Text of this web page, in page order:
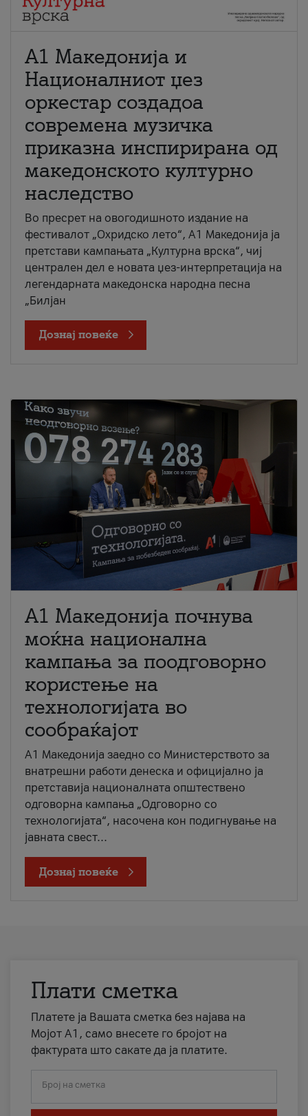
А1 Македонија и
Националниот џез
оркестар создадоа
современа музичка
приказна инспирирана од
македонското културно
наследство
Во пресрет на овогодишното издание на
фестивалот „Охридско лето“, А1 Македонија ја
претстави кампањата „Културна врска“, чиј
централен дел е новата џез-интерпретација на
легендарната македонска народна песна
„Билјан
Дознај повеќе
A1 Македонија почнува
моќна национална
кампања за поодговорно
користење на
технологијата во
сообраќајот
A1 Македонија заедно со Министерството за
внатрешни работи денеска и официјално ја
претставија националната општествено
одговорна кампања „Одговорно со
технологијата“, насочена кон подигнување на
јавната свест...
Дознај повеќе
Плати сметка
Платете ја Вашата сметка без најава на
Мојот А1, само внесете го бројот на
фактурата што сакате да ја платите.
Број на сметка